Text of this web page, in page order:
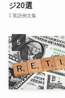
ジ20選
英語例文集